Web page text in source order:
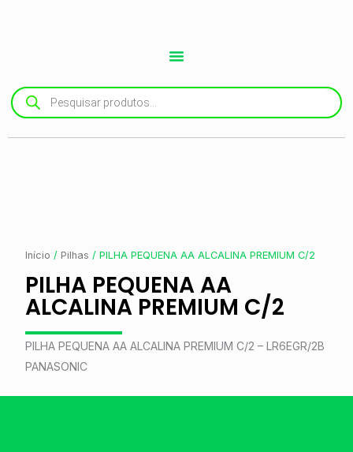
Pesquisar
produtos
Início / Pilhas / PILHA PEQUENA AA ALCALINA PREMIUM C/2
PILHA PEQUENA AA
ALCALINA PREMIUM C/2
PILHA PEQUENA AA ALCALINA PREMIUM C/2 – LR6EGR/2B
PANASONIC